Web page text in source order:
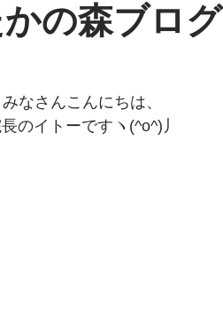
の森ブログ
みなさんこんにちは、
長のイトーですヽ(^o^)丿